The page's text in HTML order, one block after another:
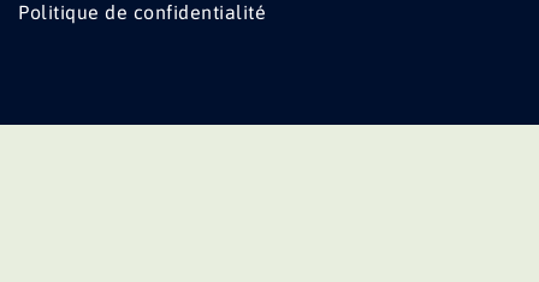
Politique de confidentialité